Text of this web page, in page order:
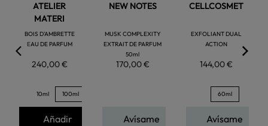
ATELIER
MATERI
BOIS D'AMBRETTE
EAU DE PARFUM
240,00 €
10ml 100ml
Añadir
NEW NOTES
MUSK COMPLEXITY
EXTRAIT DE PARFUM
50ml
170,00 €
Avísame
CELLCOSMET
EXFOLIANT DUAL
ACTION
144,00 €
60ml
Avísame